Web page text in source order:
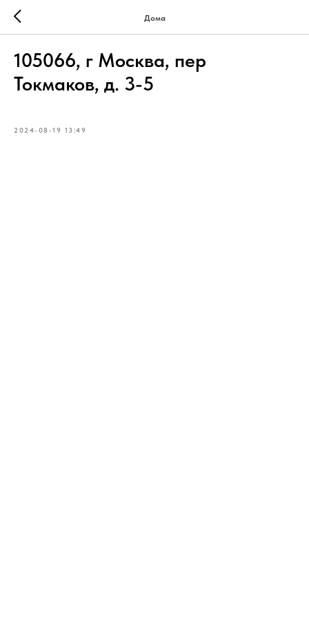
Дома
105066, г Москва, пер
Токмаков, д. 3-5
2024-08-19 13:49